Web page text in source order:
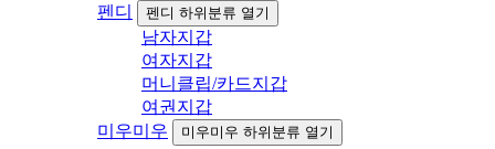
펜디
펜디 하위분류 열기
남자지갑
여자지갑
머니클립/카드지갑
여권지갑
미우미우
미우미우 하위분류 열기